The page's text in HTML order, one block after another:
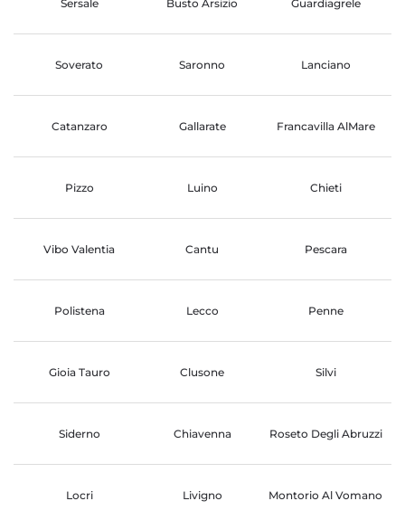
Sersale Busto Arsizio Guardiagrele
Soverato Saronno Lanciano
Catanzaro Gallarate Francavilla AlMare
Pizzo Luino Chieti
Vibo Valentia Cantu Pescara
Polistena Lecco Penne
Gioia Tauro Clusone Silvi
Siderno Chiavenna Roseto Degli Abruzzi
Locri Livigno Montorio Al Vomano